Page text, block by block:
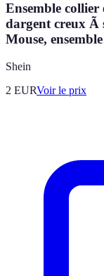
Ensemble collier
dargent creux Ã
Mouse,
Shein
2 EURVoir le prix